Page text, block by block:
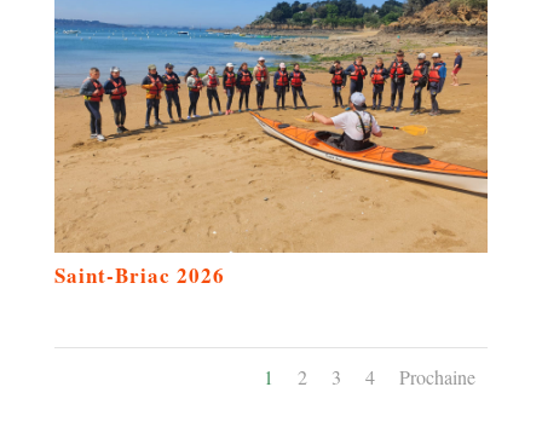
Saint-Briac 2026
1 2 3 4 Prochaine